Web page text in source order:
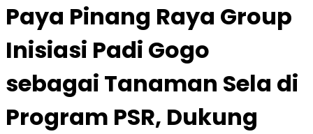
Paya Pinang Raya Group
Inisiasi Padi Gogo
sebagai Tanaman Sela di
Program PSR, Dukung